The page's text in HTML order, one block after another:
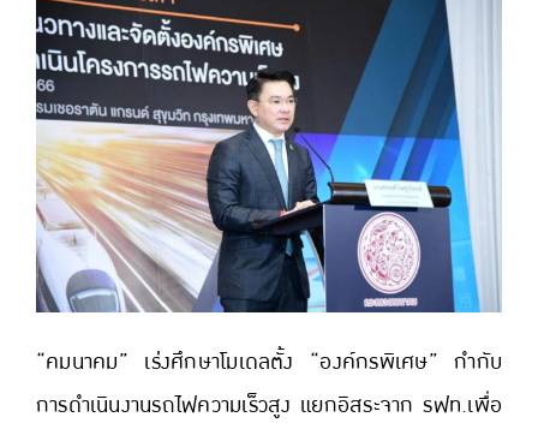
“คมนาคม” เร่งศึกษาโมเดลตั้ง “องค์กรพิเศษ” กำกับ
การดำเนินงานรถไฟความเร็วสูง แยกอิสระจาก รฟท.เพื่อ